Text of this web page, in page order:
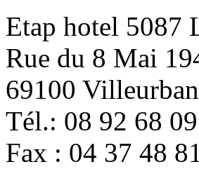
Etap hotel 5087
Rue du 8 Mai
69100
Tél.: 08 92 68
Fax : 04 37 48